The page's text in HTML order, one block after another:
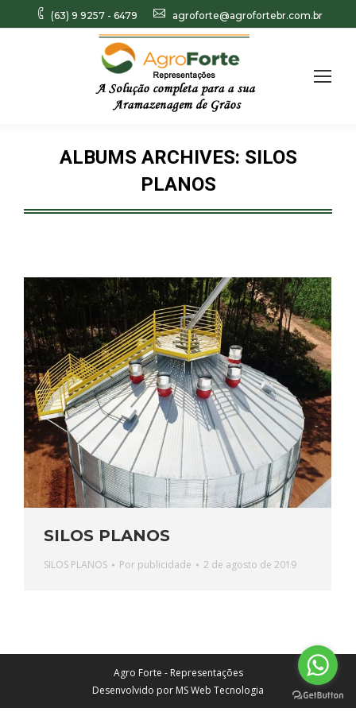
(63) 9 9257 - 6479 agroforte@agrofortebr.com.br
ALBUMS ARCHIVES: SILOS
PLANOS
Você está aqui:
SILOS PLANOS
SILOS PLANOS Por publicidade 2 de agosto de 2019
Agro Forte - Representações
Desenvolvido por MS Web Tecnologia